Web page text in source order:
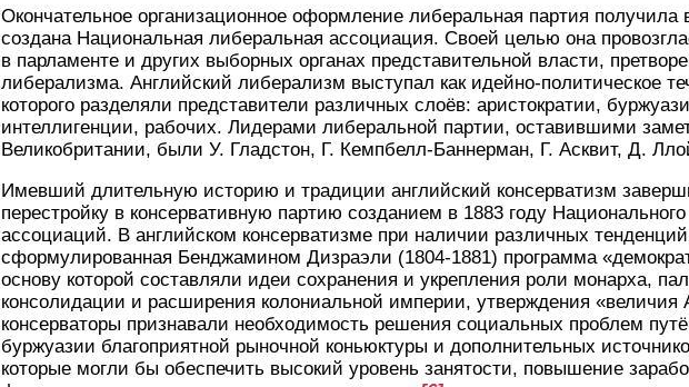
Окончательное организационное оформление либеральная партия получила
создана Национальная либеральная ассоциация. Своей целью она
в парламенте и других выборных органах представительной власти,
либерализма. Английский либерализм выступал как идейно-политическое
которого разделяли представители различных слоёв: аристократии,
интеллигенции, рабочих. Лидерами либеральной партии, оставившими
Великобритании, были У. Гладстон, Г. Кемпбелл-Баннерман, Г. Асквит, Д.
Имевший длительную историю и традиции английский консерватизм
перестройку в консервативную партию созданием в 1883 году
ассоциаций. В английском консерватизме при наличии различных
сформулированная Бенджамином Дизраэли (1804-1881) программа
основу которой составляли идеи сохранения и укрепления роли монарха,
консолидации и расширения колониальной империи, утверждения «величия
консерваторы признавали необходимость решения социальных проблем
буржуазии благоприятной рыночной коньюктуры и дополнительных
которые могли бы обеспечить высокий уровень занятости, повышение